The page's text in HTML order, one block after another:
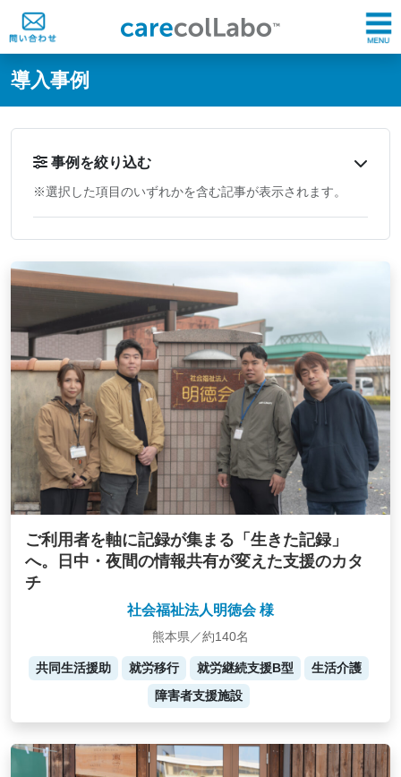
@ -0,0 +1,60 @@
導入事例
事例を絞り込む
※選択した項目のいずれかを含む記事が表示されます。
ご利用者を軸に記録が集まる「生きた記録」
へ。日中・夜間の情報共有が変えた支援のカタ
チ
社会福祉法人明徳会 様
熊本県／約140名
共同生活援助 就労移行 就労継続支援B型
生活介護
障害者支援施設